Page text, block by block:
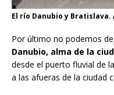
El río Danubio y
Por último no podemos
Danubio, alma de la
desde el puerto fluvial de
a las afueras de la ciudad